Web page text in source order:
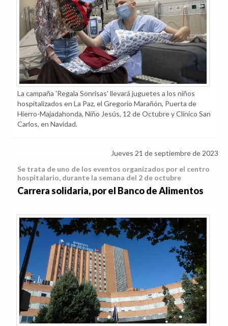
La campaña 'Regala Sonrisas' llevará juguetes a los niños
hospitalizados en La Paz, el Gregorio Marañón, Puerta de
Hierro-Majadahonda, Niño Jesús, 12 de Octubre y Clínico San
Carlos, en Navidad.
Jueves 21 de septiembre de 2023
Se trata de uno de los eventos organizados por el centro
hospitalario, durante la semana del 2 de octubre
Carrera solidaria, por el Banco de Alimentos